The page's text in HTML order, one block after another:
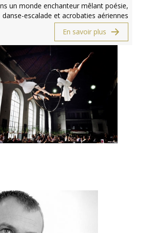
un monde enchanteur mêlant poésie,
danse-escalade et acrobaties aériennes
En savoir plus